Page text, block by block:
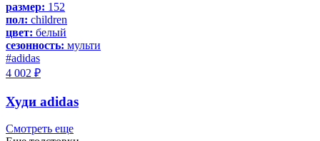
размер: 152
пол: children
цвет: белый
сезонность: мульти
#adidas
4 002 ₽
Худи adidas
Смотреть еще